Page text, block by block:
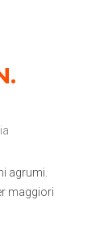
agrumi.
maggiori